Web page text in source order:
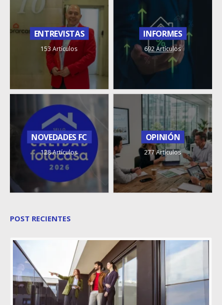
ENTREVISTAS
153 Artículos
INFORMES
692 Artículos
NOVEDADES FC
128 Artículos
OPINIÓN
277 Artículos
POST RECIENTES